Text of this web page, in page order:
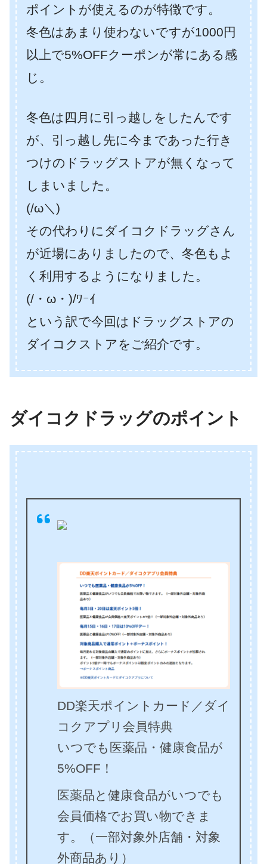
ポイントが使えるのが特徴です。
冬色はあまり使わないですが1000円
以上で5%OFFクーポンが常にある感
じ。
冬色は四月に引っ越しをしたんです
が、引っ越し先に今まであった行き
つけのドラッグストアが無くなって
しまいました。
(/ω＼)
その代わりにダイコクドラッグさん
が近場にありましたので、冬色もよ
く利用するようになりました。
(/・ω・)/ﾜｰｲ
という訳で今回はドラッグストアの
ダイコクストアをご紹介です。
ダイコクドラッグのポイント
DD楽天ポイントカード／ダイ
コクアプリ会員特典
いつでも医薬品・健康食品が
5%OFF！
医薬品と健康食品がいつでも
会員価格でお買い物できま
す。（一部対象外店舗・対象
外商品あり）